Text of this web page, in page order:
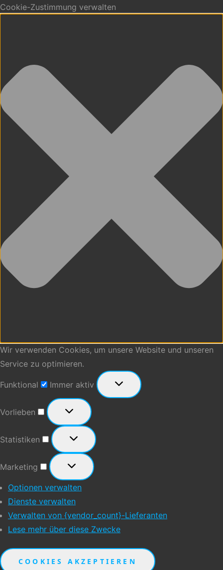
Cookie-Zustimmung verwalten
Wir verwenden Cookies, um unsere Website und unseren
Service zu optimieren.
Funktional Immer aktiv
Vorlieben
Vorlieben
Statistiken
Statistiken
Marketing
Marketing
Optionen verwalten
Dienste verwalten
Verwalten von {vendor_count}-Lieferanten
Lese mehr über diese Zwecke
COOKIES AKZEPTIEREN